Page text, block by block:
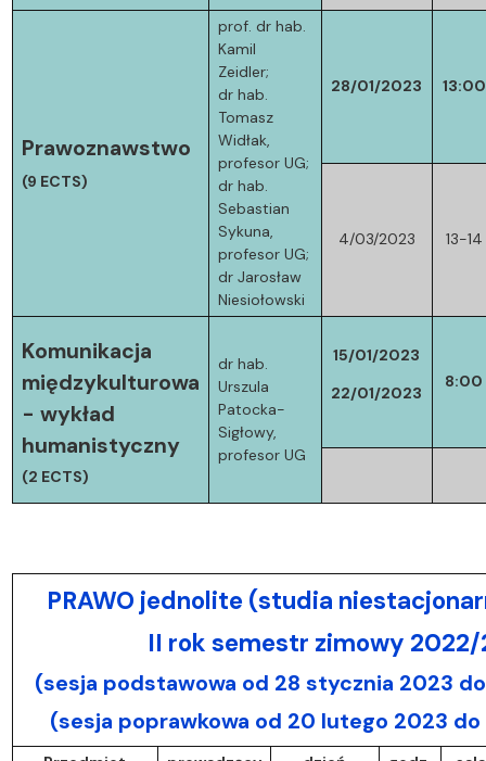
Prawoznawstwo
(9 ECTS)
prof. dr hab.
Kamil
Zeidler;
dr hab.
Tomasz
Widłak,
profesor UG;
dr hab.
Sebastian
Sykuna,
profesor UG;
dr Jarosław
Niesiołowski
28/01/2023 13:00
4/03/2023 13-14
Komunikacja
międzykulturowa
- wykład
humanistyczny
(2 ECTS)
dr hab.
Urszula
Patocka-
Sigłowy,
profesor UG
15/01/2023
22/01/2023
8:00
PRAWO jednolite (studia
II rok semestr zimowy
(sesja podstawowa od 28 stycznia 2023
(sesja poprawkowa od 20 lutego 2023